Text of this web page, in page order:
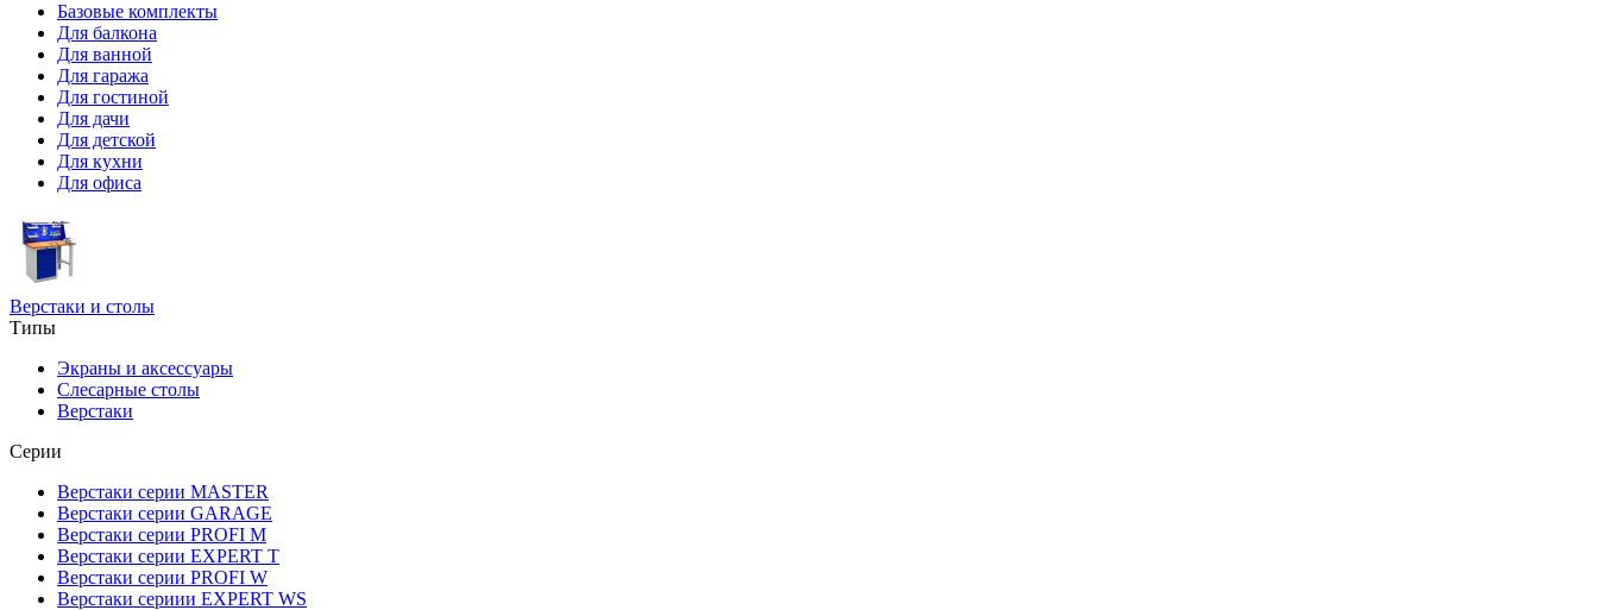
Базовые комплекты
Для балкона
Для ванной
Для гаража
Для гостиной
Для дачи
Для детской
Для кухни
Для офиса
Верстаки и столы
Типы
Экраны и аксессуары
Слесарные столы
Верстаки
Серии
Верстаки серии MASTER
Верстаки серии GARAGE
Верстаки серии PROFI M
Верстаки серии EXPERT T
Верстаки серии PROFI W
Верстаки сериии EXPERT WS